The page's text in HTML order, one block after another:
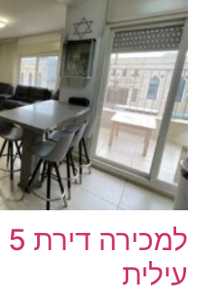
עילית